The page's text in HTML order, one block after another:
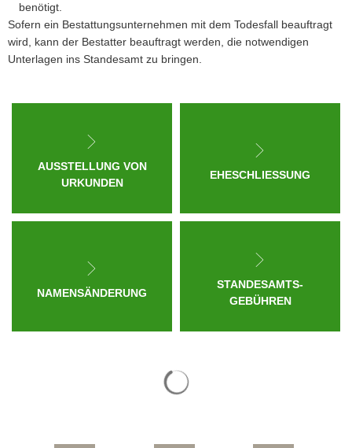
benötigt.
Sofern ein Bestattungsunternehmen mit dem Todesfall beauftragt
wird, kann der Bestatter beauftragt werden, die notwendigen
Unterlagen ins Standesamt zu bringen.
AUSSTELLUNG VON
URKUNDEN
EHESCHLIESSUNG
NAMENSÄNDERUNG
STANDESAMTS-
GEBÜHREN